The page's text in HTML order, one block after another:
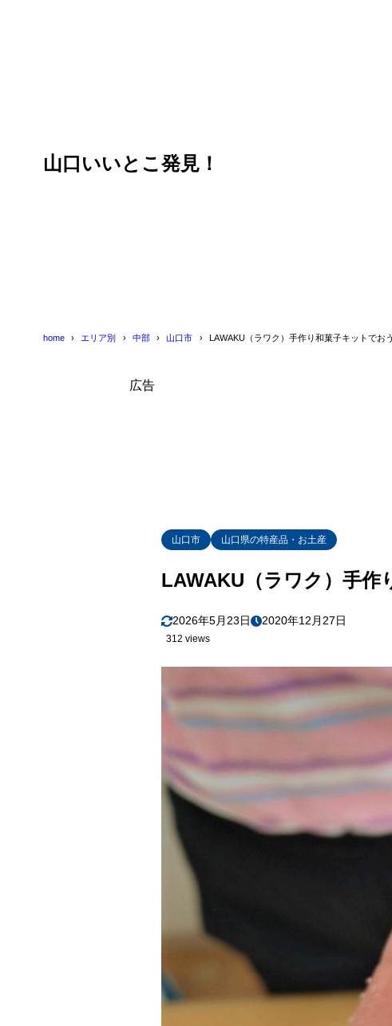
山口いいとこ発見！
home エリア別 中部 山口市 LAWAKU（ラワク）手作り和菓子キットでお
広告
山口市 山口県の特産品・お土産
LAWAKU（ラワク）手作
2026年5月23日 2020年12月27日
312 views